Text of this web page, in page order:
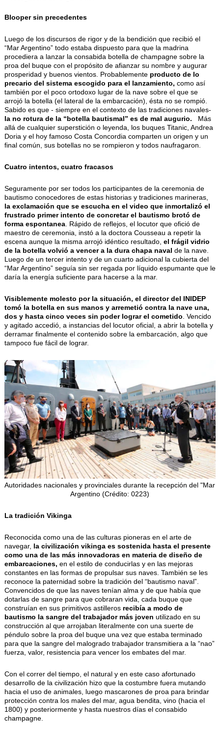
Blooper sin precedentes
Luego de los discursos de rigor y de la bendición que recibió el
“Mar Argentino” todo estaba dispuesto para que la madrina
procediera a lanzar la consabida botella de champagne sobre la
proa del buque con el propósito de afianzar su nombre y augurar
prosperidad y buenos vientos. Probablemente producto de lo
precario del sistema escogido para el lanzamiento, como así
también por el poco ortodoxo lugar de la nave sobre el que se
arrojó la botella (el lateral de la embarcación), ésta no se rompió.
Sabido es que - siempre en el contexto de las tradiciones navales-
la no rotura de la “botella bautismal” es de mal augurio.
Más
allá de cualquier superstición o leyenda, los buques Titanic, Andrea
Doria y el hoy famoso Costa Concordia comparten un origen y un
final común, sus botellas no se rompieron y todos naufragaron.
Cuatro intentos, cuatro fracasos
Seguramente por ser todos los participantes de la ceremonia de
bautismo conocedores de estas historias y tradiciones marineras,
la exclamación que se escucha en el video que inmortalizó el
frustrado primer intento de concretar el bautismo brotó de
forma espontanea. Rápido de reflejos, el locutor que ofició de
maestro de ceremonia, instó a la doctora Cousseau a repetir la
escena aunque la misma arrojó idéntico resultado, el frágil vidrio
de la botella volvió a vencer a la dura chapa naval de la nave.
Luego de un tercer intento y de un cuarto adicional la cubierta del
“Mar Argentino” seguía sin ser regada por líquido espumante que le
daría la energía suficiente para hacerse a la mar.
Visiblemente molesto por la situación, el director del INIDEP
tomó la botella en sus manos y arremetió contra la nave una,
dos y hasta cinco veces sin poder lograr el cometido . Vencido
y agitado accedió, a instancias del locutor oficial, a abrir la botella y
derramar finalmente el contenido sobre la embarcación, algo que
tampoco fue fácil de lograr.
Autoridades nacionales y provinciales durante la recepción del "Mar
Argentino (Crédito: 0223)
La tradición Vikinga
Reconocida como una de las culturas pioneras en el arte de
navegar, la civilización vikinga es sostenida hasta el presente
como una de las más innovadoras en materia de diseño de
embarcaciones, en el estilo de conducirlas y en las mejoras
constantes en las formas de propulsar sus naves. También se les
reconoce la paternidad sobre la tradición del “bautismo naval”.
Convencidos de que las naves tenían alma y de que había que
dotarlas de sangre para que cobraran vida, cada buque que
construían en sus primitivos astilleros recibía a modo de
bautismo la sangre del trabajador más joven utilizado en su
construcción al que arrojaban literalmente con una suerte de
péndulo sobre la proa del buque una vez que estaba terminado
para que la sangre del malogrado trabajador transmitiera a la “nao”
fuerza, valor, resistencia para vencer los embates del mar.
Con el correr del tiempo, el natural y en este caso afortunado
desarrollo de la civilización hizo que la costumbre fuera mutando
hacia el uso de animales, luego mascarones de proa para brindar
protección contra los males del mar, agua bendita, vino (hacia el
1800) y posteriormente y hasta nuestros días el consabido
champagne.